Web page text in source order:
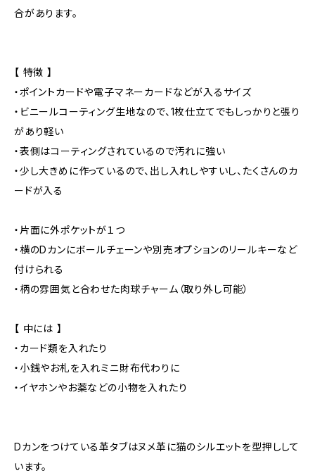
合があります。
【 特徴 】
・ポイントカードや電子マネーカードなどが入るサイズ
・ビニールコーティング生地なので、1枚仕立てでもしっかりと張り
があり軽い
・表側はコーティングされているので汚れに強い
・少し大きめに作っているので、出し入れしやすいし、たくさんのカ
ードが入る
・片面に外ポケットが１つ
・横のDカンにボールチェーンや別売オプションのリールキーなど
付けられる
・柄の雰囲気と合わせた肉球チャーム（取り外し可能）
【 中には 】
・カード類を入れたり
・小銭やお札を入れミニ財布代わりに
・イヤホンやお薬などの小物を入れたり
Dカンをつけている革タブはヌメ革に猫のシルエットを型押しして
います。